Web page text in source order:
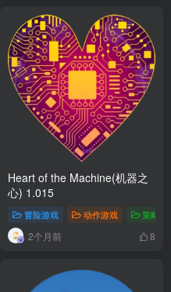
Heart of the Machine(机器之
心) 1.015
冒险游戏 动作游戏 策略游
2个月前 8